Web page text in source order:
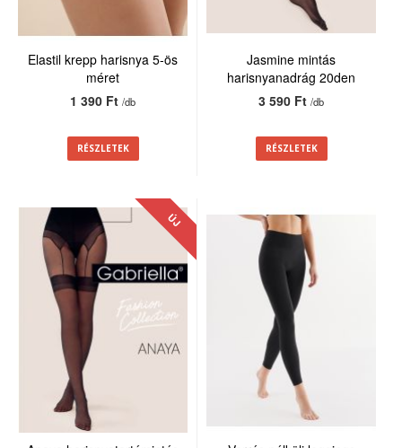
Elastil krepp harisnya 5-ös
méret
1 390 Ft/db
RÉSZLETEK
Jasmine mintás
harisnyanadrág 20den
3 590 Ft/db
RÉSZLETEK
ÚJ